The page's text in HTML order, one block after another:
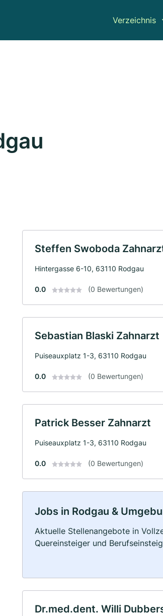
Verzeichnis
Steffen Swoboda
Hintergasse 6-10, 63110 Rodgau
0.0 (0 Bewertungen)
Sebastian Blaski Zahnarzt
Puiseauxplatz 1-3, 63110 Rodgau
0.0 (0 Bewertungen)
Patrick Besser Zahnarzt
Puiseauxplatz 1-3, 63110 Rodgau
0.0 (0 Bewertungen)
Jobs in Rodgau &
Aktuelle Stellenangebote in
Quereinsteiger und
Dr.med.dent. Willi